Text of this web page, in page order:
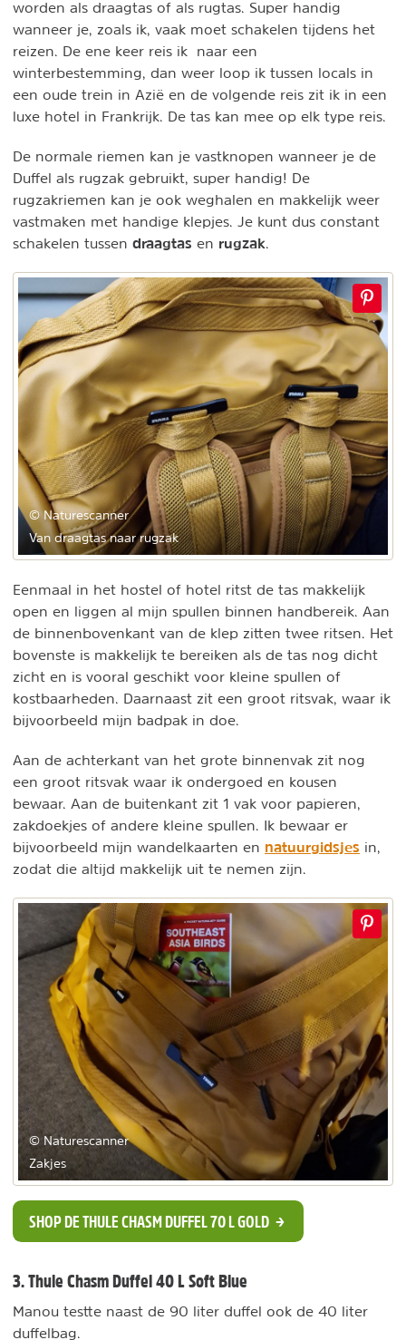
worden als draagtas of als rugtas. Super handig
wanneer je, zoals ik, vaak moet schakelen tijdens het
reizen. De ene keer reis ik naar een
winterbestemming, dan weer loop ik tussen locals in
een oude trein in Azië en de volgende reis zit ik in een
luxe hotel in Frankrijk. De tas kan mee op elk type reis.
De normale riemen kan je vastknopen wanneer je de
Duffel als rugzak gebruikt, super handig! De
rugzakriemen kan je ook weghalen en makkelijk weer
vastmaken met handige klepjes. Je kunt dus constant
schakelen tussen draagtas en rugzak
© Naturescanner
Van draagtas naar rugzak
Eenmaal in het hostel of hotel ritst de tas makkelijk
open en liggen al mijn spullen binnen handbereik. Aan
de binnenbovenkant van de klep zitten twee ritsen. Het
bovenste is makkelijk te bereiken als de tas nog dicht
zicht en is vooral geschikt voor kleine spullen of
kostbaarheden. Daarnaast zit een groot ritsvak, waar ik
bijvoorbeeld mijn badpak in doe.
Aan de achterkant van het grote binnenvak zit nog
een groot ritsvak waar ik ondergoed en kousen
bewaar. Aan de buitenkant zit 1 vak voor papieren,
zakdoekjes of andere kleine spullen. Ik bewaar er
bijvoorbeeld mijn wandelkaarten en natuurgidsjes in,
zodat die altijd makkelijk uit te nemen zijn.
© Naturescanner
Zakjes
SHOP DE THULE CHASM DUFFEL 70 L GOLD
3. Thule Chasm Duffel 40 L Soft Blue
Manou testte naast de 90 liter duffel ook de 40 liter
duffelbag.